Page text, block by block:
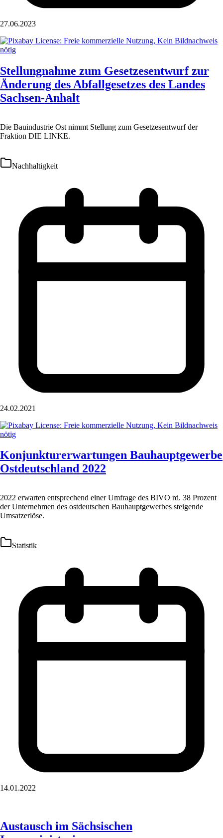
27.06.2023
Stellungnahme zum Gesetzesentwurf zur
Änderung des Abfallgesetzes des Landes
Sachsen-Anhalt
Die Bauindustrie Ost nimmt Stellung zum Gesetzesentwurf der
Fraktion DIE LINKE.
Nachhaltigkeit
24.02.2021
Konjunkturerwartungen Bauhauptgewerbe
Ostdeutschland 2022
2022 erwarten entsprechend einer Umfrage des BIVO rd. 38 Prozent
der Unternehmen des ostdeutschen Bauhauptgewerbes steigende
Umsatzerlöse.
Statistik
14.01.2022
Austausch im Sächsischen